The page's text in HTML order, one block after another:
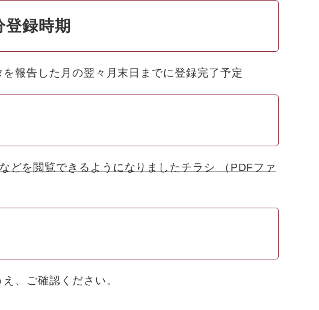
録時期
報告した月の翌々月末日までに登録完了予定
どを閲覧できるようになりましたチラシ （PDFファ
、ご確認ください。